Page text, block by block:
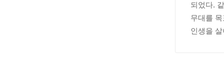
되었다.
무대를
인생을